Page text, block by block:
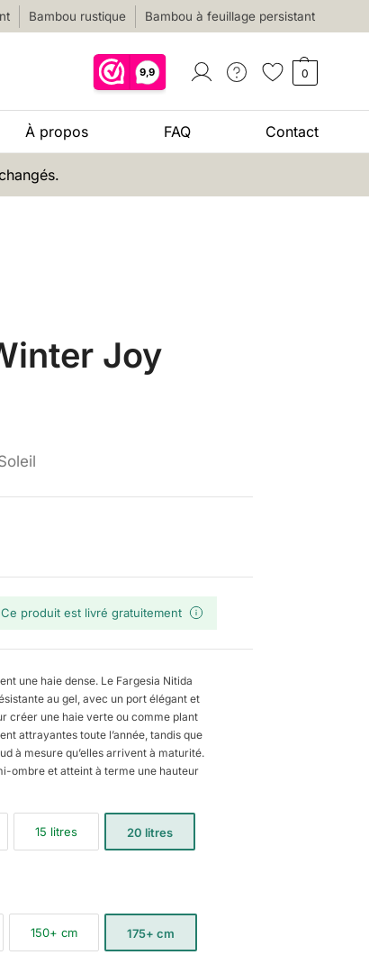
Bambou rustique Bambou à feuillage persistant
0
À propos FAQ Contact
Joy
Ce produit est livré gratuitement
une haie dense. Le Fargesia Nitida
au gel, avec un port élégant et
créer une haie verte ou comme plant
attrayantes toute l’année, tandis que
à mesure qu’elles arrivent à maturité.
ombre et atteint à terme une hauteur
15 litres 20 litres
150+ cm 175+ cm